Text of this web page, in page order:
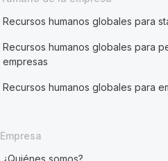
Recursos humanos globales para
Recursos humanos globales para
empresas
Recursos humanos globales para
Empresa
¿Quiénes somos?